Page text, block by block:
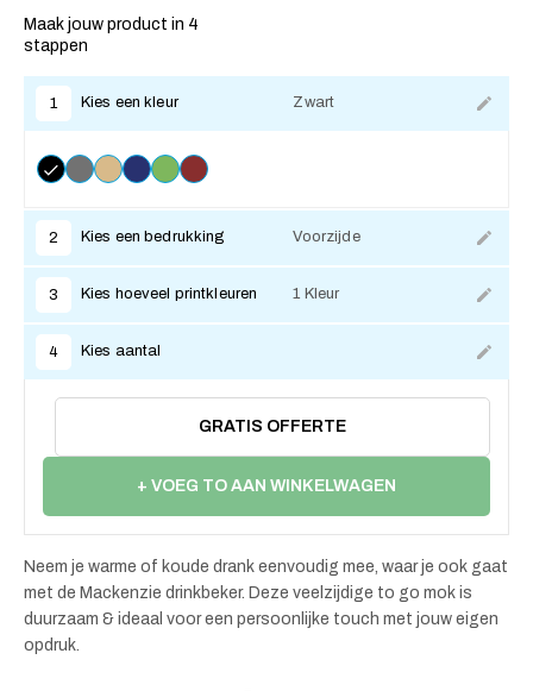
Maak jouw product in 4
stappen
1 Kies een kleur Zwart
2 Kies een bedrukking Voorzijde
3 Kies hoeveel printkleuren 1 Kleur
4 Kies aantal
GRATIS OFFERTE
+ VOEG TO AAN WINKELWAGEN
Neem je warme of koude drank eenvoudig mee, waar je ook gaat
met de Mackenzie drinkbeker. Deze veelzijdige to go mok is
duurzaam & ideaal voor een persoonlijke touch met jouw eigen
opdruk.